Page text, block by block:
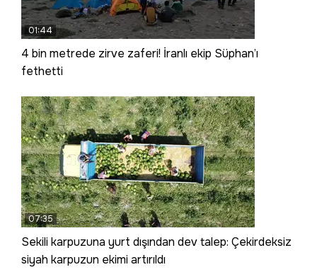
01:44
4 bin metrede zirve zaferi! İranlı ekip Süphan’ı
fethetti
07:35
Sekili karpuzuna yurt dışından dev talep: Çekirdeksiz
siyah karpuzun ekimi artırıldı